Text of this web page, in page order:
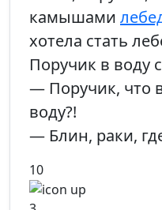
камышами
хотела стать
Поручик в воду
— Поручик, что
воду?!
— Блин, раки,
10